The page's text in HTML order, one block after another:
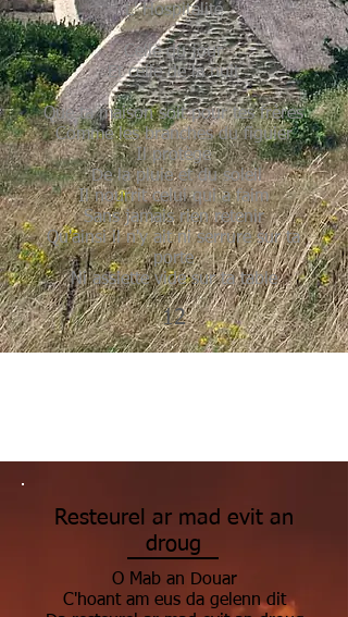
L' Hospitalité
Celle du jour
Et celle de la nuit
Que ta maison soit pour tes frères
Comme les branches du figuier
Il protège
De la pluie et du soleil
Il nourrit celui qui a faim
Sans jamais rien retenir
Qu'ainsi il n'y ait ni serrure sur ta
porte
Ni assiette vide sur ta table
12
Resteurel ar mad evit an
droug
O Mab an Douar
C'hoant am eus da gelenn dit